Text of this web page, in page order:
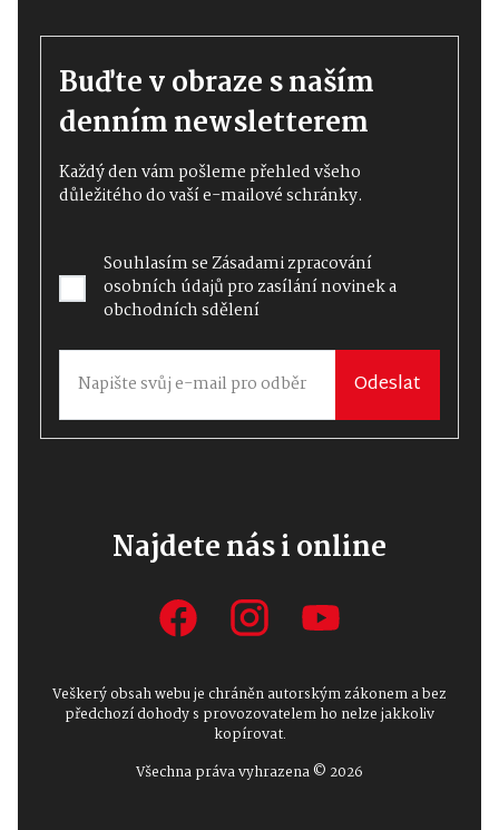
Buďte v obraze s naším
denním newsletterem
Každý den vám pošleme přehled všeho
důležitého do vaší e-mailové schránky.
Souhlasím seZásadami zpracování
osobních údajůpro zasílání novinek a
obchodních sdělení
Odeslat
Najdete nás i online
Veškerý obsah webu je chráněn autorským zákonem a bez
předchozí dohody s provozovatelem ho nelze jakkoliv
kopírovat.
Všechna práva vyhrazena © 2026